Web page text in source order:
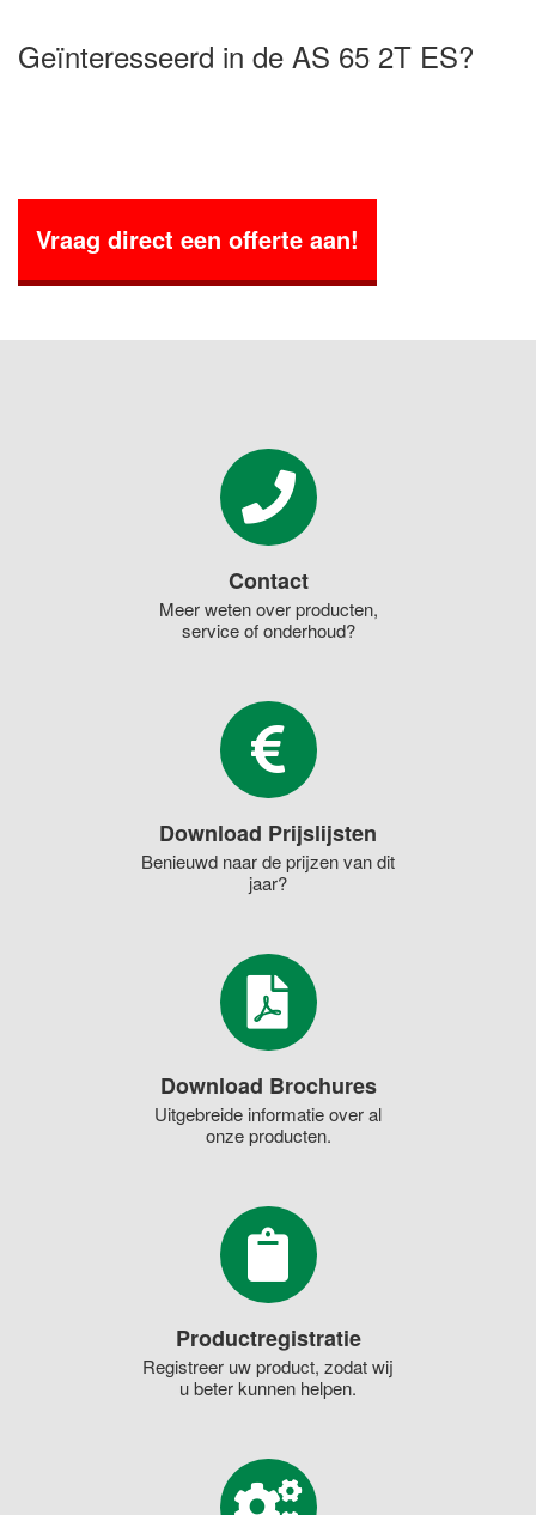
Geïnteresseerd in de AS 65 2T ES?
Vraag direct een offerte aan!
Contact
Meer weten over producten,
service of onderhoud?
Download Prijslijsten
Benieuwd naar de prijzen van dit
jaar?
Download Brochures
Uitgebreide informatie over al
onze producten.
Productregistratie
Registreer uw product, zodat wij
u beter kunnen helpen.